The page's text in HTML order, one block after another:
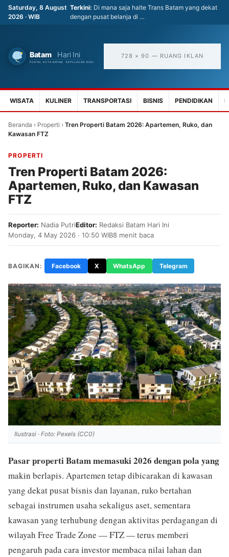
Saturday, 8 August
2026 · WIB
Terkini: Di mana saja halte Trans Batam yang dekat
dengan pusat belanja di …
728 × 90 — RUANG IKLAN
WISATA KULINER TRANSPORTASI BISNIS PENDIDIKAN
Beranda › Properti › Tren Properti Batam 2026: Apartemen, Ruko, dan
Kawasan FTZ
PROPERTI
Tren Properti Batam 2026:
Apartemen, Ruko, dan Kawasan
FTZ
Reporter: Nadia PutriEditor: Redaksi Batam Hari Ini
Monday, 4 May 2026 · 10:50 WIB8 menit baca
BAGIKAN: Facebook X WhatsApp Telegram
Ilustrasi · Foto: Pexels (CC0)
Pasar properti Batam memasuki 2026 dengan pola yang
makin berlapis. Apartemen tetap dibicarakan di kawasan
yang dekat pusat bisnis dan layanan, ruko bertahan
sebagai instrumen usaha sekaligus aset, sementara
kawasan yang terhubung dengan aktivitas perdagangan di
wilayah Free Trade Zone — FTZ — terus memberi
pengaruh pada cara investor membaca nilai lahan dan